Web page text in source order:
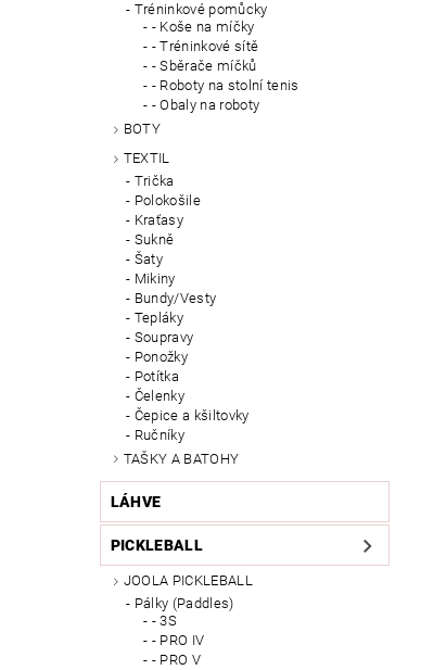
Tréninkové pomůcky
- Koše na míčky
- Tréninkové sítě
- Sběrače míčků
- Roboty na stolní tenis
- Obaly na roboty
BOTY
TEXTIL
Trička
Polokošile
Kraťasy
Sukně
Šaty
Mikiny
Bundy/Vesty
Tepláky
Soupravy
Ponožky
Potítka
Čelenky
Čepice a kšiltovky
Ručníky
TAŠKY A BATOHY
LÁHVE
PICKLEBALL
JOOLA PICKLEBALL
Pálky (Paddles)
- 3S
- PRO IV
- PRO V